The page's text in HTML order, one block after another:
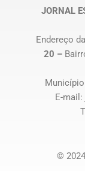
JORNAL
Endereço
20 –
E-mail:
©